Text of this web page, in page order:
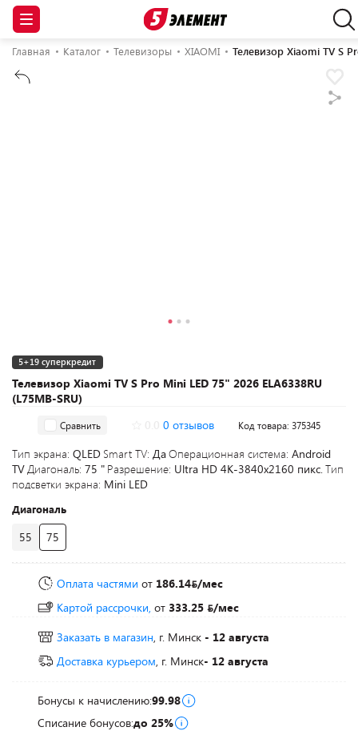
Главная Каталог Телевизоры XIAOMI Телевизор Xiaomi TV S
Телевизор Xiaomi TV S Pro Mini LED 75" 2026 ELA6338RU
(L75MB-SRU)
5+19 суперкредит
Сравнить 0 отзывов Код товара: 375345
Тип экрана: QLED Smart TV: ДаОперационная система: Android
TVДиагональ: 75 " Разрешение: Ultra HD 4K-3840x2160 пикс.Тип
подсветки экрана: Mini LED
Диагональ
55 75
Оплата частями от 186.14 /мес
Картой рассрочки, от 333.25
/мес
Заказать в магазин, г. Минск - 12 августа
Доставка курьером, г. Минск- 12 августа
Бонусы к начислению:99.98
Списание бонусов:до 25%